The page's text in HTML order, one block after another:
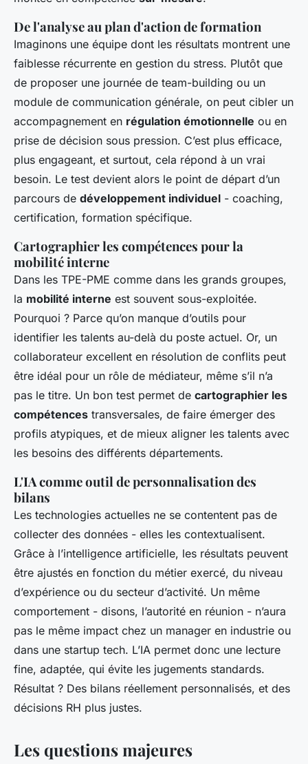
De l'analyse au plan d'action de formation
Imaginons une équipe dont les résultats montrent une
faiblesse récurrente en gestion du stress. Plutôt que
de proposer une journée de team-building ou un
module de communication générale, on peut cibler un
accompagnement en régulation émotionnelle ou en
prise de décision sous pression. C’est plus efficace,
plus engageant, et surtout, cela répond à un vrai
besoin. Le test devient alors le point de départ d’un
parcours de développement individuel - coaching,
certification, formation spécifique.
Cartographier les compétences pour la
mobilité interne
Dans les TPE-PME comme dans les grands groupes,
la mobilité interne est souvent sous-exploitée.
Pourquoi ? Parce qu’on manque d’outils pour
identifier les talents au-delà du poste actuel. Or, un
collaborateur excellent en résolution de conflits peut
être idéal pour un rôle de médiateur, même s’il n’a
pas le titre. Un bon test permet de cartographier les
compétences transversales, de faire émerger des
profils atypiques, et de mieux aligner les talents avec
les besoins des différents départements.
L'IA comme outil de personnalisation des
bilans
Les technologies actuelles ne se contentent pas de
collecter des données - elles les contextualisent.
Grâce à l’intelligence artificielle, les résultats peuvent
être ajustés en fonction du métier exercé, du niveau
d’expérience ou du secteur d’activité. Un même
comportement - disons, l’autorité en réunion - n’aura
pas le même impact chez un manager en industrie ou
dans une startup tech. L’IA permet donc une lecture
fine, adaptée, qui évite les jugements standards.
Résultat ? Des bilans réellement personnalisés, et des
décisions RH plus justes.
Les questions majeures